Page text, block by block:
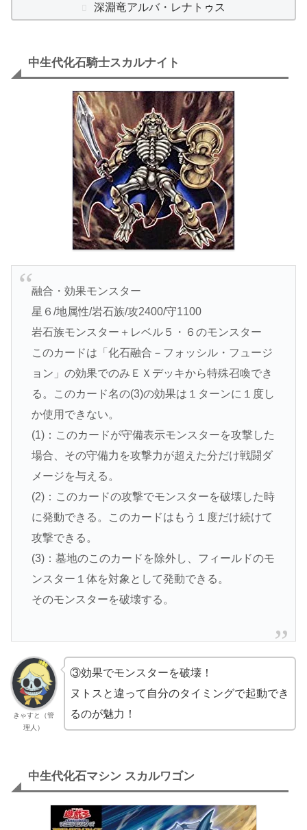
深淵竜アルバ・レナトゥス
中生代化石騎士スカルナイト
融合・効果モンスター
星６/地属性/岩石族/攻2400/守1100
岩石族モンスター＋レベル５・６のモンスター
このカードは「化石融合－フォッシル・フュージ
ョン」の効果でのみＥＸデッキから特殊召喚でき
る。このカード名の(3)の効果は１ターンに１度し
か使用できない。
(1)：このカードが守備表示モンスターを攻撃した
場合、その守備力を攻撃力が超えた分だけ戦闘ダ
メージを与える。
(2)：このカードの攻撃でモンスターを破壊した時
に発動できる。このカードはもう１度だけ続けて
攻撃できる。
(3)：墓地のこのカードを除外し、フィールドのモ
ンスター１体を対象として発動できる。
そのモンスターを破壊する。
きゃすと（管
理人）
③効果でモンスターを破壊！
ヌトスと違って自分のタイミングで起動でき
るのが魅力！
中生代化石マシン スカルワゴン